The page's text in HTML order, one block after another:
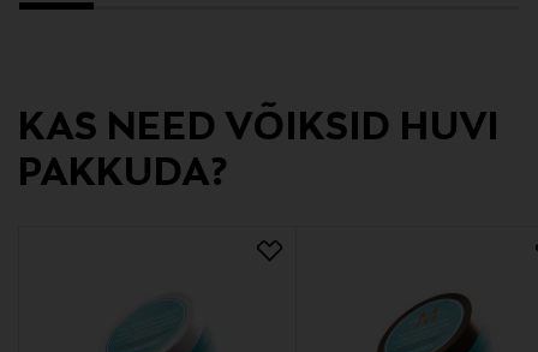
Vasarakatu 1 LH 21, 40320 Jyväskylä, Finland
Digitaalne aadress
KAS NEED VÕIKSID HUVI
PAKKUDA?